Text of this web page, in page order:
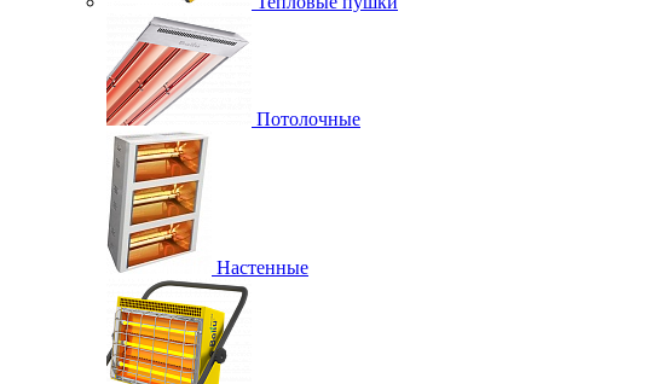
Потолочные
Настенные